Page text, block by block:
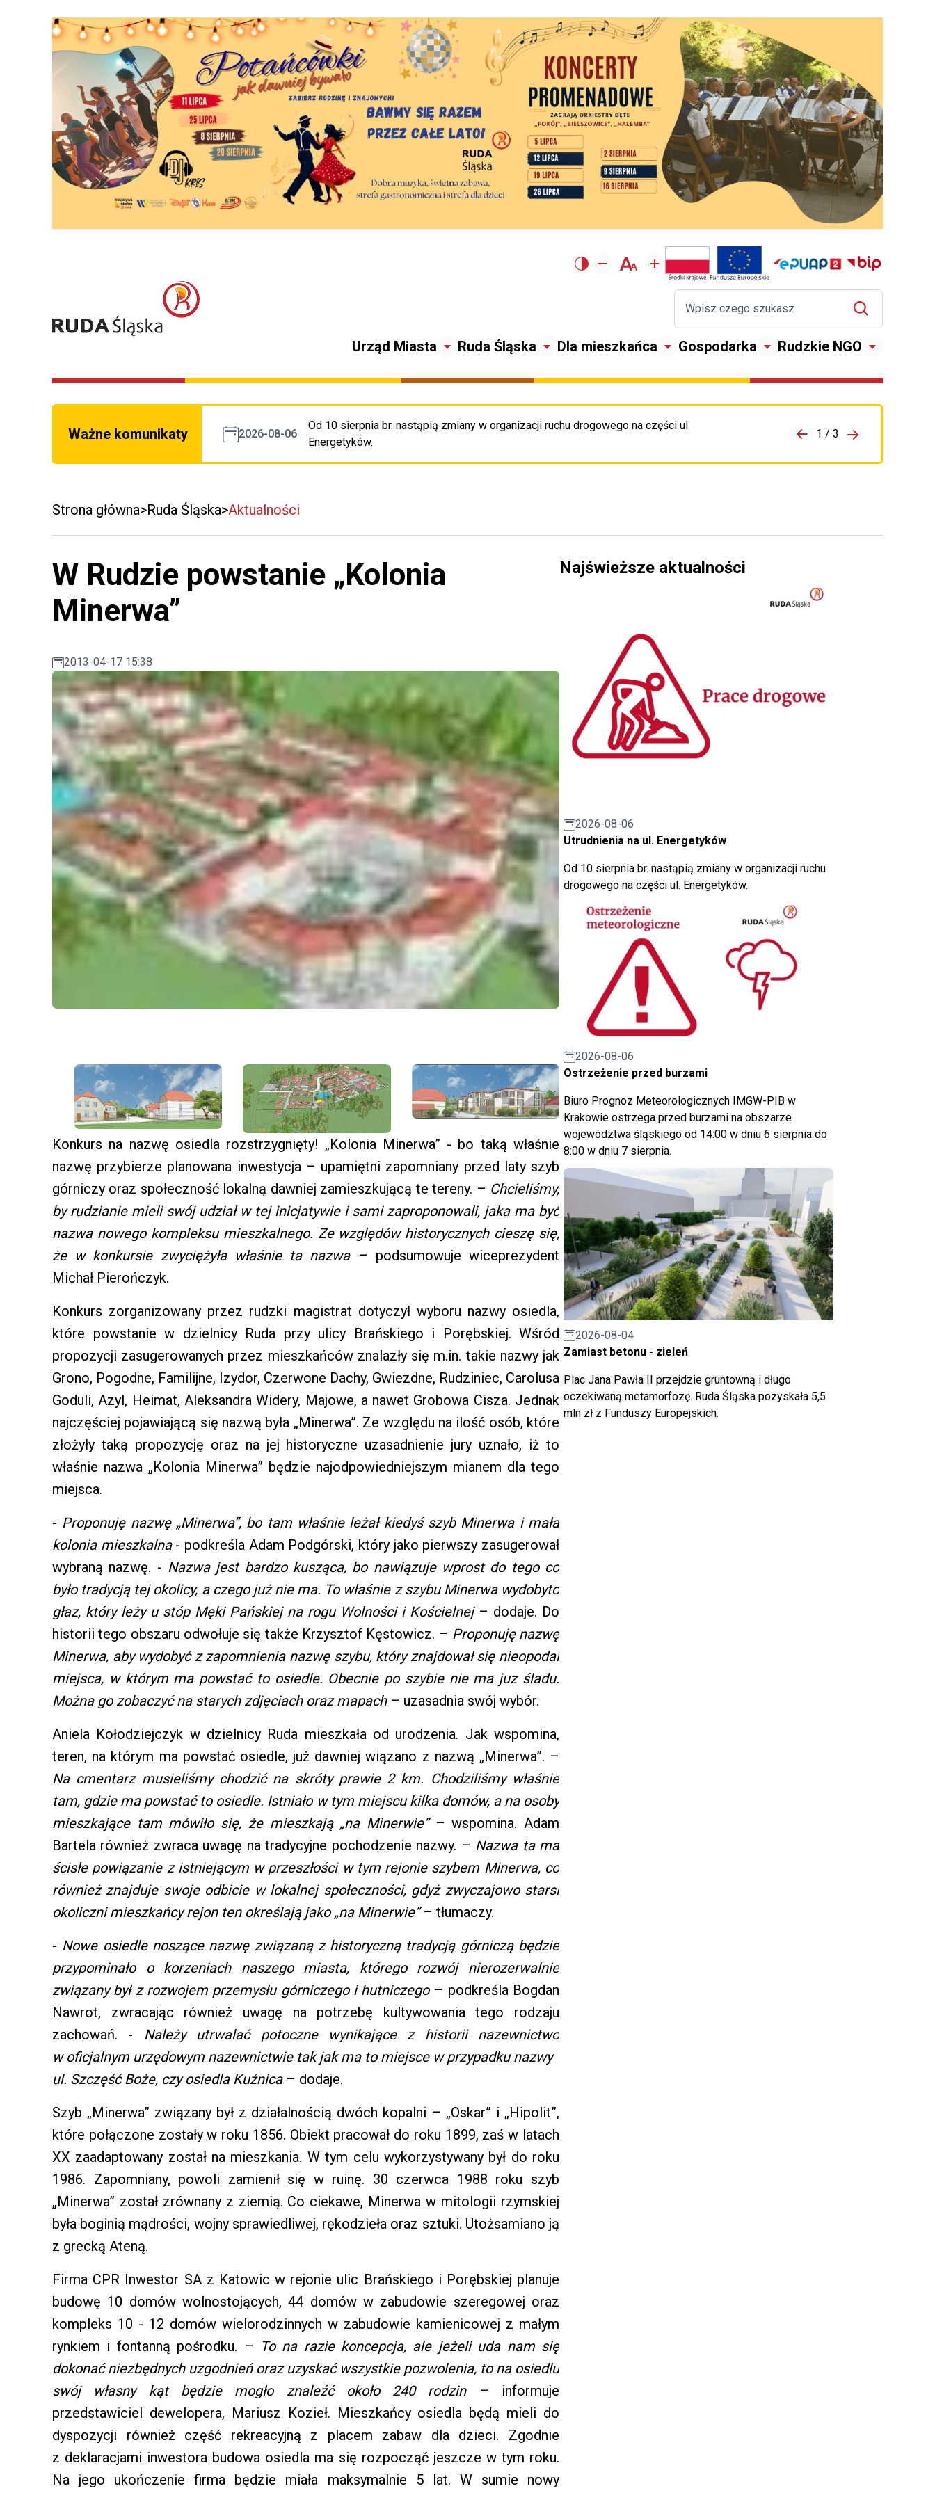
Urząd Miasta Ruda Śląska Dla mieszkańca Gospodarka Rudzkie NGO
Ważne komunikaty 2026-08-06
Od 10 sierpnia br. nastąpią zmiany w organizacji ruchu drogowego na części ul.
Energetyków.
Przejdź do porzpedniego komunikatu 1 / 3
Przejdź do
Strona główna Ruda Śląska Aktualności
W Rudzie powstanie „Kolonia
Minerwa”
2013-04-17 15:38
Konkurs na nazwę osiedla rozstrzygnięty! „Kolonia Minerwa” - bo taką właśnie
nazwę przybierze planowana inwestycja – upamiętni zapomniany przed laty szyb
górniczy oraz społeczność lokalną dawniej zamieszkującą te tereny. – Chcieliśmy,
by rudzianie mieli swój udział w tej inicjatywie i sami zaproponowali, jaka ma być
nazwa nowego kompleksu mieszkalnego. Ze względów historycznych cieszę się,
że w konkursie zwyciężyła właśnie ta nazwa– podsumowuje wiceprezydent
Michał Pierończyk.
Konkurs zorganizowany przez rudzki magistrat dotyczył wyboru nazwy osiedla,
które powstanie w dzielnicy Ruda przy ulicy Brańskiego i Porębskiej. Wśród
propozycji zasugerowanych przez mieszkańców znalazły się m.in. takie nazwy jak
Grono, Pogodne, Familijne, Izydor, Czerwone Dachy, Gwiezdne, Rudziniec, Carolusa
Goduli, Azyl, Heimat, Aleksandra Widery, Majowe, a nawet Grobowa Cisza. Jednak
najczęściej pojawiającą się nazwą była „Minerwa”. Ze względu na ilość osób, które
złożyły taką propozycję oraz na jej historyczne uzasadnienie jury uznało, iż to
właśnie nazwa „Kolonia Minerwa” będzie najodpowiedniejszym mianem dla tego
miejsca.
- Proponuję nazwę „Minerwa”, bo tam właśnie leżał kiedyś szyb Minerwa i mała
kolonia mieszkalna- podkreśla Adam Podgórski, który jako pierwszy zasugerował
wybraną nazwę. - Nazwa jest bardzo kusząca, bo nawiązuje wprost do tego co
było tradycją tej okolicy, a czego już nie ma. To właśnie z szybu Minerwa wydobyto
głaz, który leży u stóp Męki Pańskiej na rogu Wolności i Kościelnej– dodaje. Do
historii tego obszaru odwołuje się także Krzysztof Kęstowicz. – Proponuję nazwę
Minerwa, aby wydobyć z zapomnienia nazwę szybu, który znajdował się nieopodal
miejsca, w którym ma powstać to osiedle. Obecnie po szybie nie ma juz śladu.
Można go zobaczyć na starych zdjęciach oraz mapach– uzasadnia swój wybór.
Aniela Kołodziejczyk w dzielnicy Ruda mieszkała od urodzenia. Jak wspomina,
teren, na którym ma powstać osiedle, już dawniej wiązano z nazwą „Minerwa”. –
Na cmentarz musieliśmy chodzić na skróty prawie 2 km. Chodziliśmy właśnie
tam, gdzie ma powstać to osiedle. Istniało w tym miejscu kilka domów, a na osoby
mieszkające tam mówiło się, że mieszkają „na Minerwie”– wspomina. Adam
Bartela również zwraca uwagę na tradycyjne pochodzenie nazwy. – Nazwa ta ma
ścisłe powiązanie z istniejącym w przeszłości w tym rejonie szybem Minerwa, co
również znajduje swoje odbicie w lokalnej społeczności, gdyż zwyczajowo starsi
okoliczni mieszkańcy rejon ten określają jako „na Minerwie”– tłumaczy.
- Nowe osiedle noszące nazwę związaną z historyczną tradycją górniczą będzie
przypominało o korzeniach naszego miasta, którego rozwój nierozerwalnie
związany był z rozwojem przemysłu górniczego i hutniczego– podkreśla Bogdan
Nawrot, zwracając również uwagę na potrzebę kultywowania tego rodzaju
zachowań. - Należy utrwalać potoczne wynikające z historii nazewnictwo
w oficjalnym urzędowym nazewnictwie tak jak ma to miejsce w przypadku nazwy
ul. Szczęść Boże, czy osiedla Kuźnica– dodaje.
Szyb „Minerwa” związany był z działalnością dwóch kopalni – „Oskar” i „Hipolit”,
które połączone zostały w roku 1856. Obiekt pracował do roku 1899, zaś w latach
XX zaadaptowany został na mieszkania. W tym celu wykorzystywany był do roku
1986. Zapomniany, powoli zamienił się w ruinę. 30 czerwca 1988 roku szyb
„Minerwa” został zrównany z ziemią. Co ciekawe, Minerwa w mitologii rzymskiej
była boginią mądrości, wojny sprawiedliwej, rękodzieła oraz sztuki. Utożsamiano ją
z grecką Ateną.
Firma CPR Inwestor SA z Katowic w rejonie ulic Brańskiego i Porębskiej planuje
budowę 10 domów wolnostojących, 44 domów w zabudowie szeregowej oraz
kompleks 10 - 12 domów wielorodzinnych w zabudowie kamienicowej z małym
rynkiem i fontanną pośrodku. – To na razie koncepcja, ale jeżeli uda nam się
dokonać niezbędnych uzgodnień oraz uzyskać wszystkie pozwolenia, to na osiedlu
swój własny kąt będzie mogło znaleźć około 240 rodzin – informuje
przedstawiciel dewelopera, Mariusz Kozieł. Mieszkańcy osiedla będą mieli do
dyspozycji również część rekreacyjną z placem zabaw dla dzieci. Zgodnie
z deklaracjami inwestora budowa osiedla ma się rozpocząć jeszcze w tym roku.
Na jego ukończenie firma będzie miała maksymalnie 5 lat. W sumie nowy
Najświeższe aktualności
2026-08-06
Utrudnienia na ul. Energetyków
Od 10 sierpnia br. nastąpią zmiany w organizacji ruchu
drogowego na części ul. Energetyków.
2026-08-06
Ostrzeżenie przed burzami
Biuro Prognoz Meteorologicznych IMGW-PIB w
Krakowie ostrzega przed burzami na obszarze
województwa śląskiego od 14:00 w dniu 6 sierpnia do
8:00 w dniu 7 sierpnia.
2026-08-04
Zamiast betonu - zieleń
Plac Jana Pawła II przejdzie gruntowną i długo
oczekiwaną metamorfozę. Ruda Śląska pozyskała 5,5
mln zł z Funduszy Europejskich.